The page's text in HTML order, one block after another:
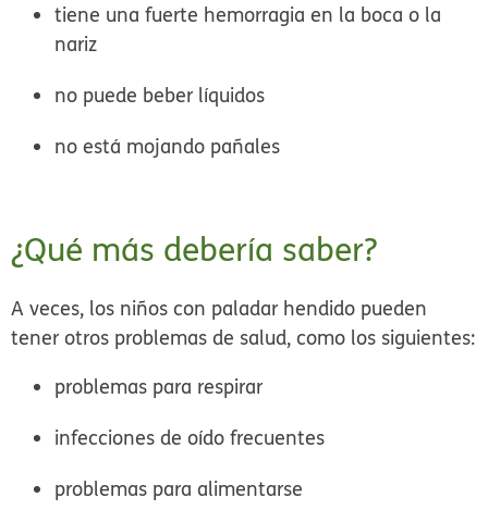
tiene una fuerte hemorragia en la boca o la
nariz
no puede beber líquidos
no está mojando pañales
¿Qué más debería saber?
A veces, los niños con paladar hendido pueden
tener otros problemas de salud, como los siguientes:
problemas para respirar
infecciones de oído frecuentes
problemas para alimentarse